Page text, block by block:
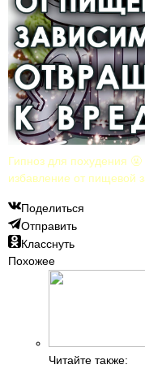
Гипноз для похудения
избавление от пищевой
Поделиться
Отправить
Класснуть
Похожее
Читайте также: